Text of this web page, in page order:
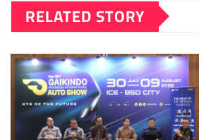
RELATED STORY